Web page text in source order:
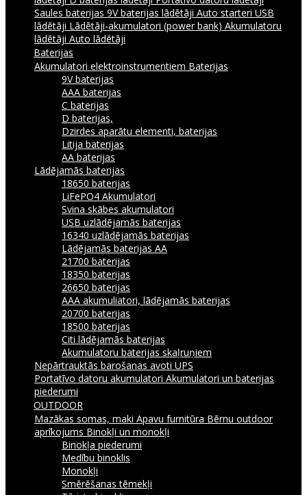
Saules baterijas 9V baterijas lādētāji Auto starteri USB
lādētāji Lādētāji-akumulatori (power bank) Akumulatoru
lādētāji Auto lādētāji
Baterijas
Akumulatori elektroinstrumentiem Baterijas
9V baterijas
AAA baterijas
C baterijas
D baterijas,
Dzirdes aparātu elementi, baterijas
Litija baterijas
AA baterijas
Lādējamās baterijas
18650 baterijas
LiFePO4 Akumulatori
Svina skābes akumulatori
USB uzlādējamās baterijas
16340 uzlādējamās baterijas
Lādējamās baterijas AA
21700 baterijas
18350 baterijas
26650 baterijas
AAA akumuliatori, lādējamās baterijas
20700 baterijas
18500 baterijas
Citi lādējamās baterijas
Akumulatoru baterijas skaļruņiem
Nepārtrauktās barošanas avoti UPS
Portatīvo datoru akumulatori Akumulatori un baterijas
piederumi
OUTDOOR
Mazākas somas, maki Apavu furnitūra Bērnu outdoor
aprīkojums Binokļi un monokļi
Binokļa piederumi
Medību binoklis
Monokļi
Smērēšanas tēmekļi